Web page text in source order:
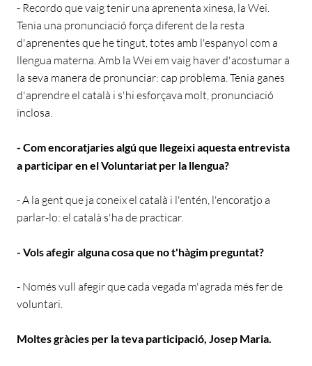
- Recordo que vaig tenir una aprenenta xinesa, la Wei.
Tenia una pronunciació força diferent de la resta
d'aprenentes que he tingut, totes amb l'espanyol com a
llengua materna. Amb la Wei em vaig haver d'acostumar a
la seva manera de pronunciar: cap problema. Tenia ganes
d'aprendre el català i s'hi esforçava molt, pronunciació
inclosa.
- Com encoratjaries algú que llegeixi aquesta entrevista
a participar en el Voluntariat per la llengua?
- A la gent que ja coneix el català i l'entén, l'encoratjo a
parlar-lo: el català s'ha de practicar.
- Vols afegir alguna cosa que no t'hàgim preguntat?
- Només vull afegir que cada vegada m'agrada més fer de
voluntari.
Moltes gràcies per la teva participació, Josep Maria.